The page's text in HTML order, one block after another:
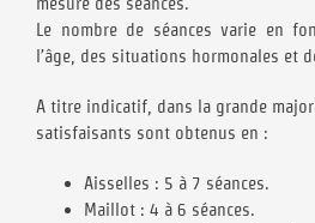
Le nombre de séances varie en
l’âge, des situations hormonales et
A titre indicatif, dans la grande
satisfaisants sont obtenus en :
Aisselles : 5 à 7 séances.
Maillot : 4 à 6 séances.